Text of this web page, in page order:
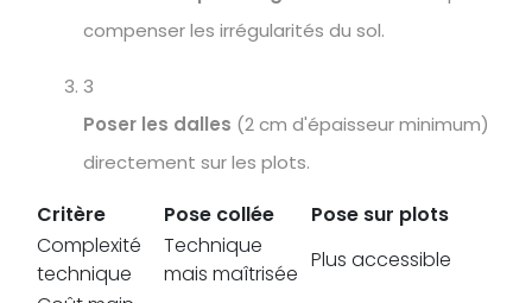
compenser les irrégularités du sol.
3
Poser les dalles (2 cm d'épaisseur minimum)
directement sur les plots.
Critère Pose collée
Pose sur plots
Complexité
technique
Technique
mais maîtrisée
Plus accessible